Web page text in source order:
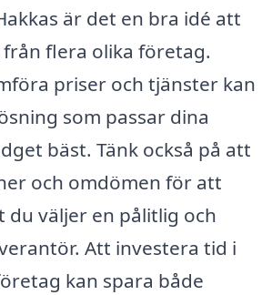
är det en bra idé att
flera olika företag.
priser och tjänster kan
som passar dina
bäst. Tänk också på att
och omdömen för att
du väljer en pålitlig och
Att investera tid i
kan spara både